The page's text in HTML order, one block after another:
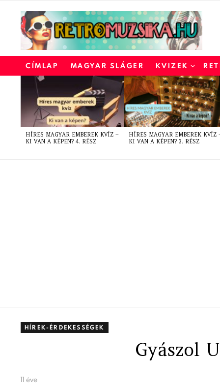
CÍMLAP MAGYAR SLÁGER KVIZEK
LATEST
STORIES
HÍRES MAGYAR EMBEREK KVÍZ –
KI VAN A KÉPEN? 4. RÉSZ
HÍRES MAGYAR EMBEREK KVÍZ
KI VAN A KÉPEN? 3. RÉSZ
HÍREK-ÉRDEKESSÉGEK
Gyászol
11 éve